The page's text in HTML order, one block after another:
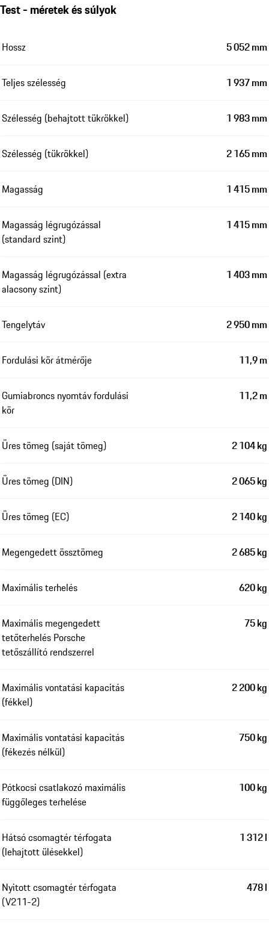
Test - méretek és súlyok
Hossz 5 052 mm
Teljes szélesség 1 937 mm
Szélesség (behajtott tükrökkel) 1 983 mm
Szélesség (tükrökkel) 2 165 mm
Magasság 1 415 mm
Magasság légrugózással
(standard szint)
1 415 mm
Magasság légrugózással (extra
alacsony szint)
1 403 mm
Tengelytáv 2 950 mm
Fordulási kör átmérője 11,9 m
Gumiabroncs nyomtáv fordulási
kör
11,2 m
Üres tömeg (saját tömeg) 2 104 kg
Üres tömeg (DIN) 2 065 kg
Üres tömeg (EC) 2 140 kg
Megengedett össztömeg 2 685 kg
Maximális terhelés 620 kg
Maximális megengedett
tetőterhelés Porsche
tetőszállító rendszerrel
75 kg
Maximális vontatási kapacitás
(fékkel)
2 200 kg
Maximális vontatási kapacitás
(fékezés nélkül)
750 kg
Pótkocsi csatlakozó maximális
függőleges terhelése
100 kg
Hátsó csomagtér térfogata
(lehajtott ülésekkel)
1 312 l
Nyitott csomagtér térfogata
(V211-2)
478 l